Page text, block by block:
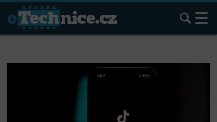
Hledat